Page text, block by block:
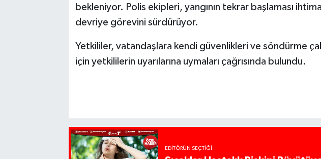
bekleniyor. Polis ekipleri, yangının tekrar başlaması
devriye görevini sürdürüyor.
Yetkililer, vatandaşlara kendi güvenlikleri ve söndürme
için yetkililerin uyarılarına uymaları çağrısında bulundu.
EDITÖRÜN SEÇTIĞI